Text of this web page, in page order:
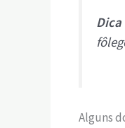
Dica
Alguns